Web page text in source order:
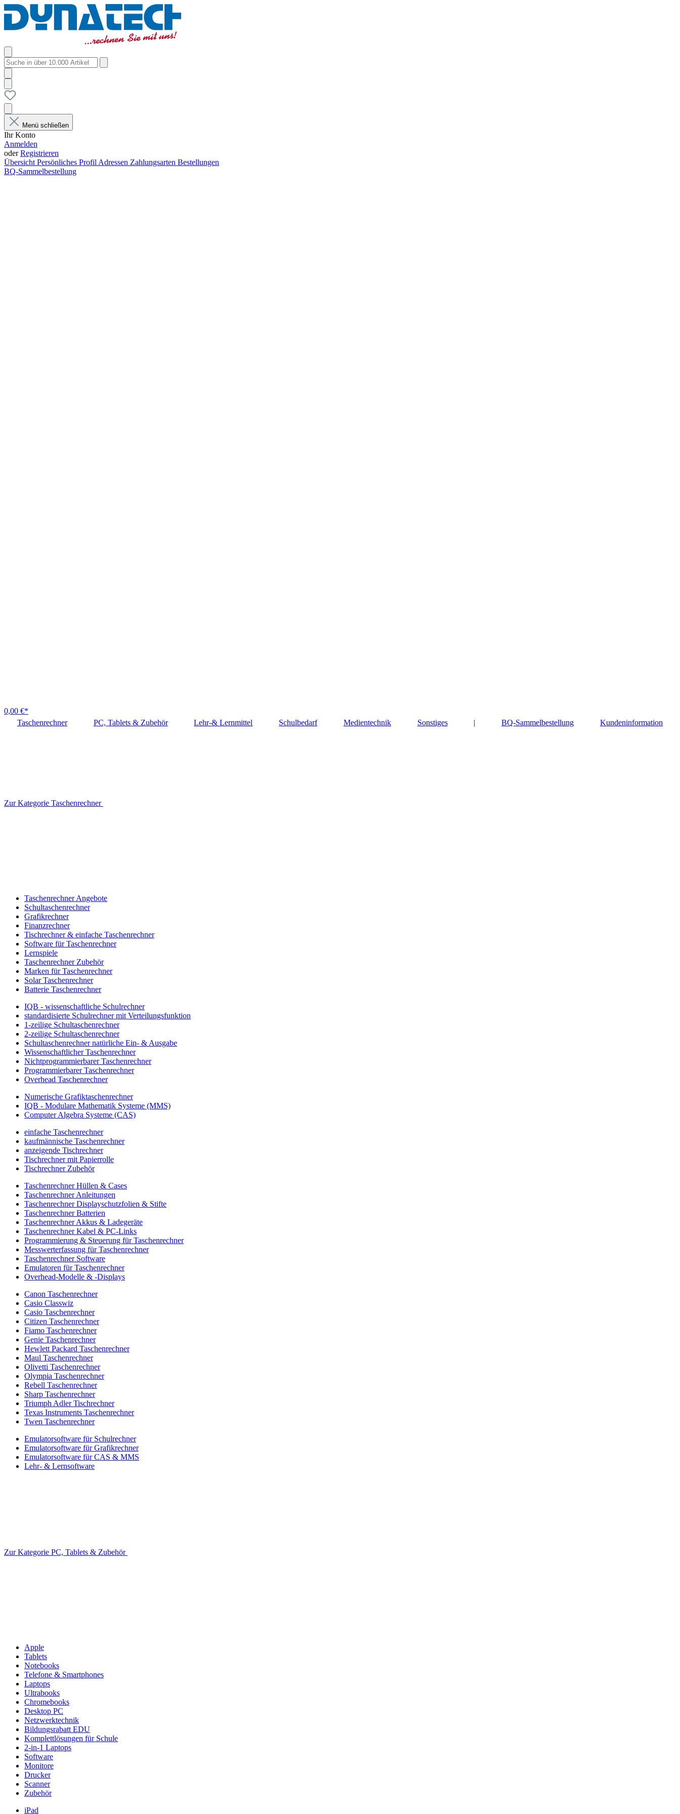
Menü schließen
Ihr Konto
Anmelden
oderRegistrieren
Übersicht Persönliches Profil Adressen Zahlungsarten Bestellungen
BQ-Sammelbestellung
0,00 €*
Taschenrechner
PC, Tablets & Zubehör Lehr-& Lernmittel Schulbedarf Medientechnik Sonstiges | BQ-Sammelbestellung Kundeninformation
Zur Kategorie Taschenrechner
Taschenrechner Angebote
Schultaschenrechner
Grafikrechner
Finanzrechner
Tischrechner & einfache Taschenrechner
Software für Taschenrechner
Lernspiele
Taschenrechner Zubehör
Marken für Taschenrechner
Solar Taschenrechner
Batterie Taschenrechner
IQB - wissenschaftliche Schulrechner
standardisierte Schulrechner mit Verteilungsfunktion
1-zeilige Schultaschenrechner
2-zeilige Schultaschenrechner
Schultaschenrechner natürliche Ein- & Ausgabe
Wissenschaftlicher Taschenrechner
Nichtprogrammierbarer Taschenrechner
Programmierbarer Taschenrechner
Overhead Taschenrechner
Numerische Grafiktaschenrechner
IQB - Modulare Mathematik Systeme (MMS)
Computer Algebra Systeme (CAS)
einfache Taschenrechner
kaufmännische Taschenrechner
anzeigende Tischrechner
Tischrechner mit Papierrolle
Tischrechner Zubehör
Taschenrechner Hüllen & Cases
Taschenrechner Anleitungen
Taschenrechner Displayschutzfolien & Stifte
Taschenrechner Batterien
Taschenrechner Akkus & Ladegeräte
Taschenrechner Kabel & PC-Links
Programmierung & Steuerung für Taschenrechner
Messwerterfassung für Taschenrechner
Taschenrechner Software
Emulatoren für Taschenrechner
Overhead-Modelle & -Displays
Canon Taschenrechner
Casio Classwiz
Casio Taschenrechner
Citizen Taschenrechner
Fiamo Taschenrechner
Genie Taschenrechner
Hewlett Packard Taschenrechner
Maul Taschenrechner
Olivetti Taschenrechner
Olympia Taschenrechner
Rebell Taschenrechner
Sharp Taschenrechner
Triumph Adler Tischrechner
Texas Instruments Taschenrechner
Twen Taschenrechner
Emulatorsoftware für Schulrechner
Emulatorsoftware für Grafikrechner
Emulatorsoftware für CAS & MMS
Lehr- & Lernsoftware
Zur Kategorie PC, Tablets & Zubehör
Apple
Tablets
Notebooks
Telefone & Smartphones
Laptops
Ultrabooks
Chromebooks
Desktop PC
Netzwerktechnik
Bildungsrabatt EDU
Komplettlösungen für Schule
2-in-1 Laptops
Software
Monitore
Drucker
Scanner
Zubehör
iPad